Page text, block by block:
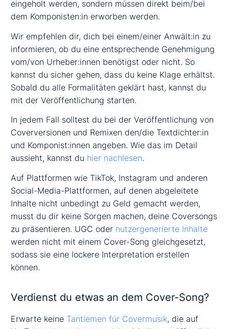
eingeholt werden, sondern müssen direkt beim/bei
dem Komponisten:in erworben werden.
Wir empfehlen dir, dich bei einem/einer Anwält:in zu
informieren, ob du eine entsprechende Genehmigung
vom/von Urheber:innen benötigst oder nicht. So
kannst du sicher gehen, dass du keine Klage erhältst.
Sobald du alle Formalitäten geklärt hast, kannst du
mit der Veröffentlichung starten.
In jedem Fall solltest du bei der Veröffentlichung von
Coverversionen und Remixen den/die Textdichter:in
und Komponist:innen angeben. Wie das im Detail
aussieht, kannst du hier nachlesen.
Auf Plattformen wie TikTok, Instagram und anderen
Social-Media-Plattformen, auf denen abgeleitete
Inhalte nicht unbedingt zu Geld gemacht werden,
musst du dir keine Sorgen machen, deine Coversongs
zu präsentieren. UGC oder nutzergenerierte Inhalte
werden nicht mit einem Cover-Song gleichgesetzt,
sodass sie eine lockere Interpretation erstellen
können.
Verdienst du etwas an dem Cover-Song?
Erwarte keine Tantiemen für Covermusik, die auf